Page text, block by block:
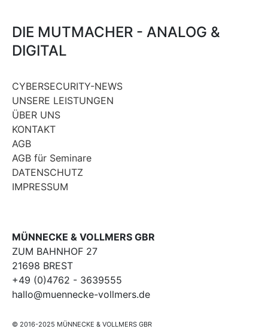
DIE MUTMACHER - ANALOG &
DIGITAL
CYBERSECURITY-NEWS
UNSERE LEISTUNGEN
ÜBER UNS
KONTAKT
AGB
AGB für Seminare
DATENSCHUTZ
IMPRESSUM
MÜNNECKE & VOLLMERS GBR
ZUM BAHNHOF 27
21698 BREST
+49 (0)4762 - 3639555
hallo@muennecke-vollmers.de
© 2016-2025 MÜNNECKE & VOLLMERS GBR